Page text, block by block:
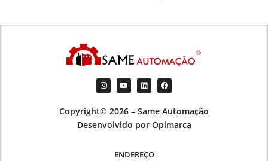
Copyright© 2026 – Same Automação
Desenvolvido por Opimarca
ENDEREÇO